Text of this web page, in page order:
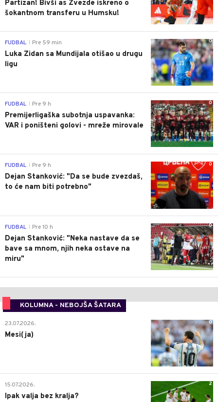
Partizan! Bivši as Zvezde iskreno o
šokantnom transferu u Humsku!
0
FUDBAL Pre 59 min
Luka Zidan sa Mundijala otišao u drugu
ligu
0
FUDBAL Pre 9 h
Premijerligaška subotnja uspavanka:
VAR i poništeni golovi - mreže mirovale
0
FUDBAL Pre 9 h
Dejan Stanković: "Da se bude zvezdaš,
to će nam biti potrebno"
0
FUDBAL Pre 10 h
Dejan Stanković: "Neka nastave da se
bave sa mnom, njih neka ostave na
miru"
KOLUMNA - NEBOJŠA ŠATARA
0
23.07.2026.
Mesi(ja)
2
15.07.2026.
Ipak valja bez kralja?